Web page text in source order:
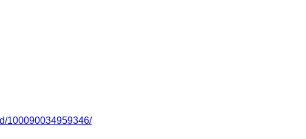
100090034959346/